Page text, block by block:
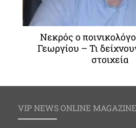
Νεκρός ο
Γεωργίου – Τι
στοιχεία
VIP NEWS ONLINE MAGAZINE